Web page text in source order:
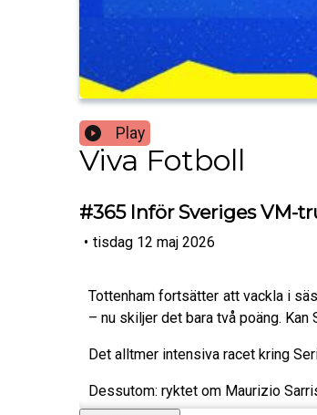
Play
Viva Fotboll
#365 Inför Sveriges VM-
• tisdag 12 maj 2026
Tottenham fortsätter att vackla i
– nu skiljer det bara två poäng.
Det alltmer intensiva racet kring
Dessutom: ryktet om Maurizio